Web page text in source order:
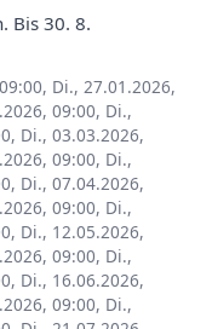
Bis 30. 8.
, Di., 27.01.2026,
09:00, Di.,
, Di., 03.03.2026,
09:00, Di.,
, Di., 07.04.2026,
09:00, Di.,
, Di., 12.05.2026,
09:00, Di.,
, Di., 16.06.2026,
09:00, Di.,